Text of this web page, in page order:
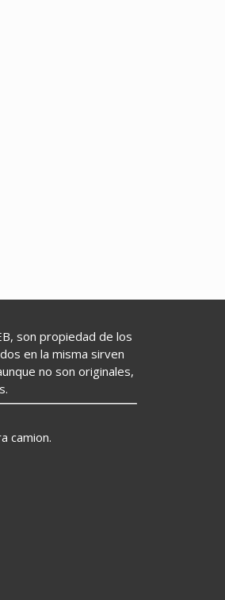
son propiedad de los
en la misma sirven
no son originales,
camion.